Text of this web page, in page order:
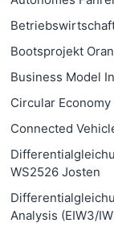
Bootsprojekt
Business Model
Circular
Connected
WS2526 Josten
Analysis (EIW3/